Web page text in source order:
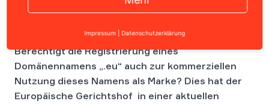
Berechtigt die Registrierung eines
Domänennamens „.eu“ auch zur kommerziellen
Nutzung dieses Namens als Marke? Dies hat der
Europäische Gerichtshof in einer aktuellen
Impressum Datenschutzerklärung